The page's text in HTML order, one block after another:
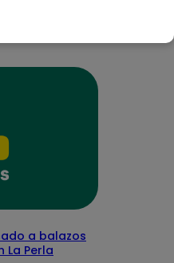
a balazos
La Perla